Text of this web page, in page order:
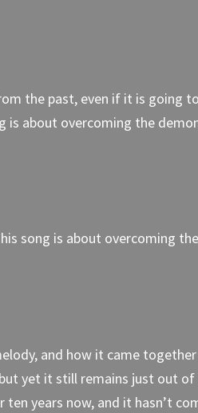
the past, even if it is going
is about overcoming the
song is about overcoming
and how it came
yet it still remains just out of
ten years now, and it hasn’t